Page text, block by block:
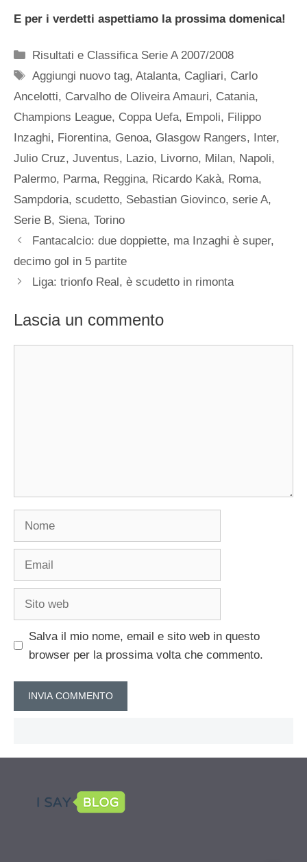
E per i verdetti aspettiamo la prossima domenica!
Categorie
Risultati e Classifica Serie A 2007/2008
Tag
Aggiungi nuovo tag,Atalanta, Cagliari, Carlo
Ancelotti, Carvalho de Oliveira Amauri, Catania,
Champions League, Coppa Uefa, Empoli, Filippo
Inzaghi, Fiorentina, Genoa, Glasgow Rangers, Inter,
Julio Cruz, Juventus, Lazio, Livorno, Milan, Napoli,
Palermo, Parma, Reggina, Ricardo Kakà, Roma,
Sampdoria, scudetto, Sebastian Giovinco, serie A,
Serie B, Siena, Torino
Fantacalcio: due doppiette, ma Inzaghi è super,
decimo gol in 5 partite
Liga: trionfo Real, è scudetto in rimonta
Lascia un commento
Salva il mio nome, email e sito web in questo
browser per la prossima volta che commento.